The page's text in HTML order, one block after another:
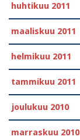
huhtikuu 2011
maaliskuu 2011
helmikuu 2011
tammikuu 2011
joulukuu 2010
marraskuu 2010